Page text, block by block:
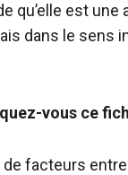
qu’elle est
dans le sens
vous ce
de facteurs